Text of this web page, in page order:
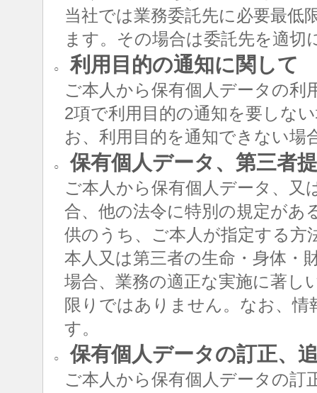
当社では業務委託先に必要最低
ます。その場合は委託先を適切
○ 利用目的の通知に関して
ご本人から保有個人データの利
2項で利用目的の通知を要しな
お、利用目的を通知できない場
○ 保有個人データ、第三者
ご本人から保有個人データ、又
合、他の法令に特別の規定があ
供のうち、ご本人が指定する方
本人又は第三者の生命・身体・
場合、業務の適正な実施に著し
限りではありません。なお、
す。
○ 保有個人データの訂正、
ご本人から保有個人データの訂